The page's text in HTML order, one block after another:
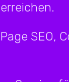
SEO,